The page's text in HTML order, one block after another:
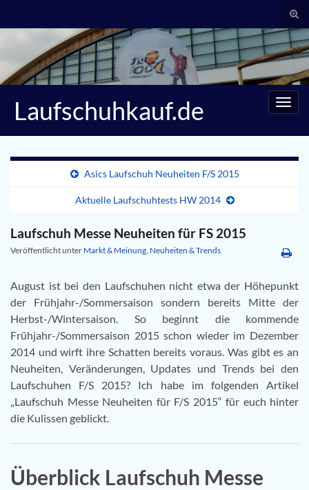
Search for:
Laufschuhkauf.de
Asics Laufschuh Neuheiten F/S 2015
Aktuelle Laufschuhtests HW 2014
Laufschuh Messe Neuheiten für FS 2015
Veröffentlicht unter Markt & Meinung, Neuheiten & Trends
August ist bei den Laufschuhen nicht etwa der Höhepunkt
der Frühjahr-/Sommersaison sondern bereits Mitte der
Herbst-/Wintersaison. So beginnt die kommende
Frühjahr-/Sommersaison 2015 schon wieder im Dezember
2014 und wirft ihre Schatten bereits voraus. Was gibt es an
Neuheiten, Veränderungen, Updates und Trends bei den
Laufschuhen F/S 2015? Ich habe im folgenden Artikel
„Laufschuh Messe Neuheiten für F/S 2015“ für euch hinter
die Kulissen geblickt.
Überblick Laufschuh Messe